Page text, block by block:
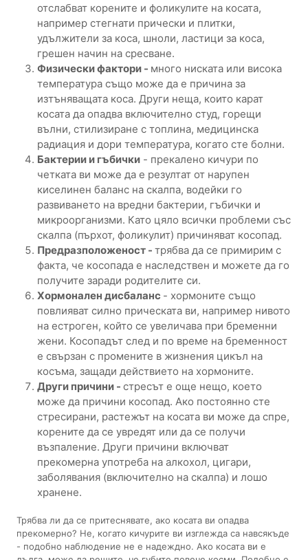
отслабват корените и фоликулите на косата,
например стегнати прически и плитки,
удължители за коса, шноли, ластици за коса,
грешен начин на сресване.
Физически фактори - много ниската или висока
температура също може да е причина за
изтъняващата коса. Други неща, които карат
косата да опадва включително студ, горещи
вълни, стилизиране с топлина, медицинска
радиация и дори температура, когато сте болни.
Бактерии и гъбички - прекалено кичури по
четката ви може да е резултат от нарупен
киселинен баланс на скалпа, водейки го
развиването на вредни бактерии, гъбички и
микроорганизми. Като цяло всички проблеми със
скалпа (пърхот, фоликулит) причиняват косопад.
Предразположеност -трябва да се примирим с
факта, че косопада е наследствен и можете да го
получите заради родителите си.
Хормонален дисбаланс - хормоните също
повлияват силно прическата ви, например нивото
на естроген, който се увеличава при бременни
жени. Косопадът след и по време на бременност
е свързан с промените в жизнения цикъл на
косъма, защади действието на хормоните.
Други причини -стресът е още нещо, което
може да причини косопад. Ако постоянно сте
стресирани, растежът на косата ви може да спре,
корените да се увредят или да се получи
възпаление. Други причини включват
прекомерна употреба на алкохол, цигари,
заболявания (включително на скалпа) и лошо
хранене.
Трябва ли да се притеснявате, ако косата ви опадва
прекомерно? Не, когато кичурите ви изглежда са навсякъде
- подобно наблюдение не е надеждно. Ако косата ви е